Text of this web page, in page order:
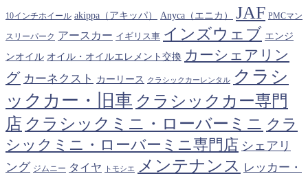
10インチホイール akippa（アキッパ） Anyca（エニカ） JAF PMCマン
スリーパーク アースカー イギリス車 インズウェブ エンジ
ンオイル オイル・オイルエレメント交換 カーシェアリン
グ カーネクスト カーリース クラシックカーレンタル
クラシ
ックカー・旧車 クラシックカー専門
店 クラシックミニ・ローバーミニ クラ
シックミニ・ローバーミニ専門店 シェアリ
ング ジムニー タイヤ トモシエ メンテナンス レッカー・